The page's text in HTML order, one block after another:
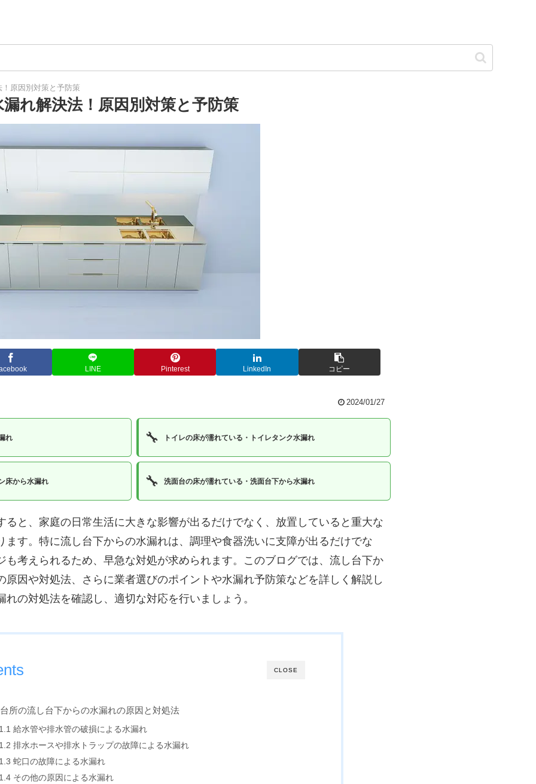
原因別対策と予防策
れ解決法！原因別対策と予防策
LINE Pinterest LinkedIn コピー
2024/01/27
れ 🔧 トイレの床が濡れている・トイレタンク水漏れ
床から水漏れ 🔧 洗面台の床が濡れている・洗面台下から水漏れ
ると、家庭の日常生活に大きな影響が出るだけでなく、放置していると重大な
ます。特に流し台下からの水漏れは、調理や食器洗いに支障が出るだけでな
も考えられるため、早急な対処が求められます。このブログでは、流し台下か
原因や対処法、さらに業者選びのポイントや水漏れ予防策などを詳しく解説し
の対処法を確認し、適切な対応を行いましょう。
CLOSE
所の流し台下からの水漏れの原因と対処法
給水管や排水管の破損による水漏れ
排水ホースや排水トラップの故障による水漏れ
蛇口の故障による水漏れ
その他の原因による水漏れ